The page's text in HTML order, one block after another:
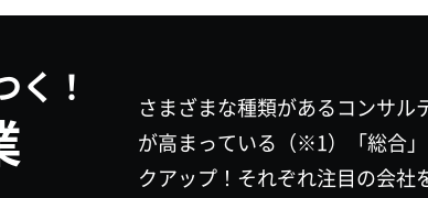
く！
さまざまな種類があるコンサ
が高まっている（※1）「総合
クアップ！それぞれ注目の会社